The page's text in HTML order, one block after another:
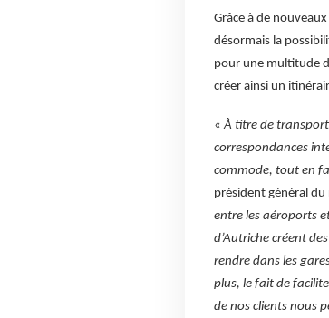
Grâce à de
désormais la
pour une multitude
créer ainsi un
«À titre de
correspondances
commode, tout en
président général du
entre les aéroports
d’Autriche créent
rendre dans les
plus, le fait de
de nos clients nous